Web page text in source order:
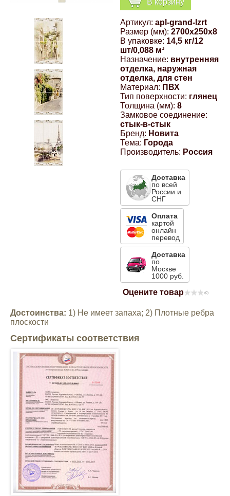
Артикул: apl-grand-lzrt
Размер (мм): 2700x250x8
В упаковке: 14,5 кг/12
шт/0,088 м³
Назначение: внутренняя
отделка, наружная
отделка, для стен
Материал: ПВХ
Тип поверхности: глянец
Толщина (мм): 8
Замковое соединение:
стык-в-стык
Бренд: Новита
Тема: Города
Производитель: Россия
Доставка
по всей
России и
СНГ
Оплата
картой
онлайн
перевод
Доставка
по
Москве
1000 руб.
Оцените товар (0)
Достоинства: 1) Не имеет запаха; 2) Плотные ребра
плоскости
Сертификаты соответствия
Компрессионные фитинги Poliext
Hyundai
Toyota
Volkswagen
УАЗ
Дополнительные товары
Флуоресцентные краски
Шпатлевки, штукатурки
Эмали универсальные акриловые
Грунтовки, защитные лаки
Магнитные панели на холодильник